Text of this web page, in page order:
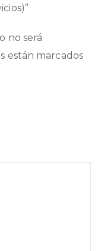
no será
están marcados